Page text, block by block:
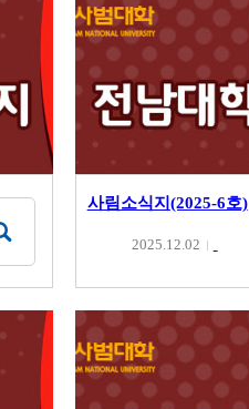
사림소식지(2025-6호)
2025.12.02